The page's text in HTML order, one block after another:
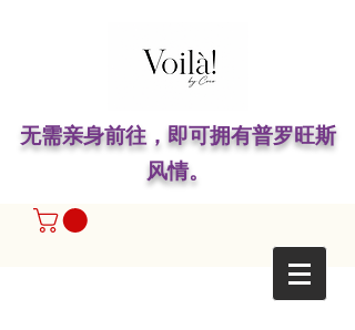
无需亲身前往，即可拥有普罗旺斯
风情。